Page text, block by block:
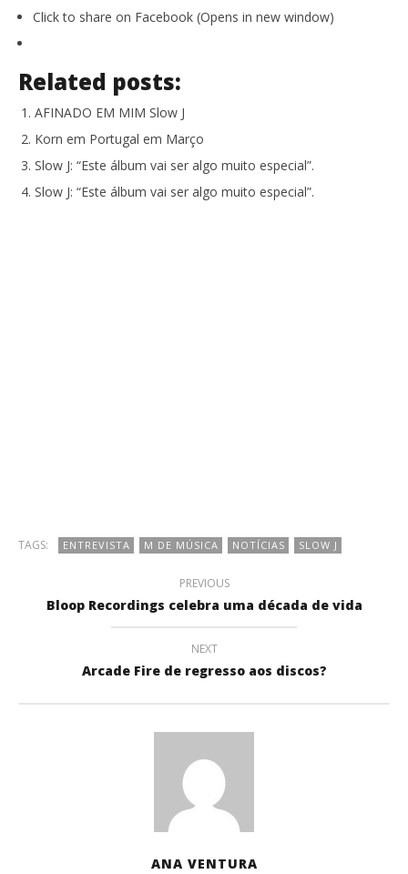
Click to share on Facebook (Opens in new window)
Related posts:
AFINADO EM MIM Slow J
Korn em Portugal em Março
Slow J: “Este álbum vai ser algo muito especial”.
Slow J: “Este álbum vai ser algo muito especial”.
TAGS: ENTREVISTA M DE MÚSICA NOTÍCIAS SLOW J
PREVIOUS
Bloop Recordings celebra uma década de vida
NEXT
Arcade Fire de regresso aos discos?
ANA VENTURA